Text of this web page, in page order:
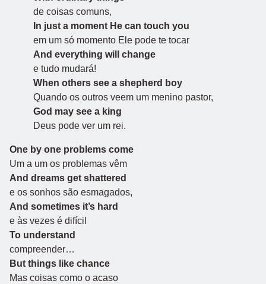
de coisas comuns,
In just a moment He can touch you
em um só momento Ele pode te tocar
And everything will change
e tudo mudará!
When others see a shepherd boy
Quando os outros veem um menino pastor,
God may see a king
Deus pode ver um rei.
One by one problems come
Um a um os problemas vêm
And dreams get shattered
e os sonhos são esmagados,
And sometimes it’s hard
e às vezes é difícil
To understand
compreender…
But things like chance
Mas coisas como o acaso